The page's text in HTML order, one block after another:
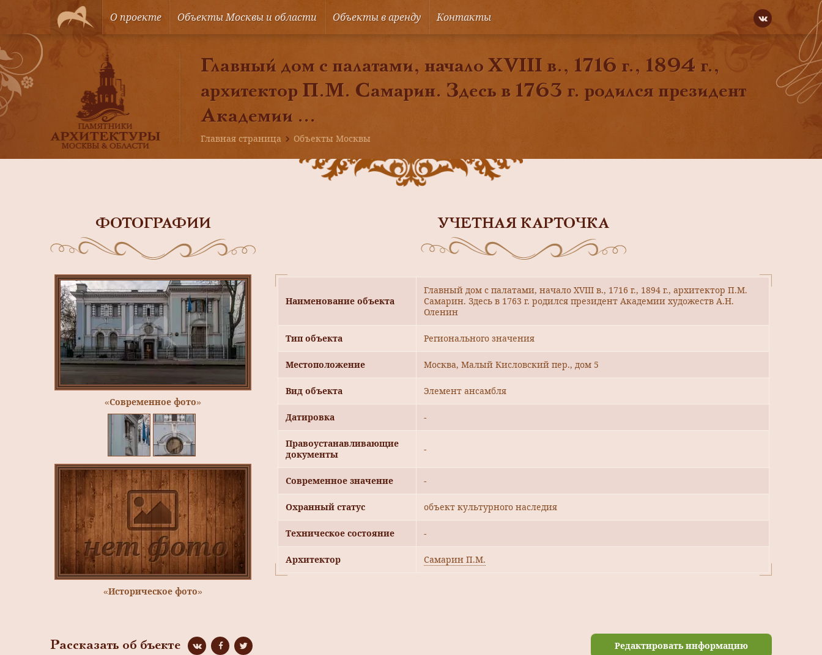
О проекте Объекты Москвы и области Объекты в аренду Контакты
Главный дом с палатами, начало XVIII в., 1716 г., 1894 г.,
архитектор П.М. Самарин. Здесь в 1763 г. родился президент
Академии ...
Главная страница Объекты Москвы
ФОТОГРАФИИ
«Современное фото»
«Историческое фото»
УЧЕТНАЯ КАРТОЧКА
Наименование объекта
Главный дом с палатами, начало XVIII в., 1716 г., 1894 г., архитектор П.М.
Самарин. Здесь в 1763 г. родился президент Академии художеств А.Н.
Оленин
Тип объекта Регионального значения
Местоположение Москва, Малый Кисловский пер., дом 5
Вид объекта Элемент ансамбля
Датировка -
Правоустанавливающие
документы
-
Современное значение -
Охранный статус объект культурного наследия
Техническое состояние -
Архитектор Самарин П.М.
Рассказать об бъекте Редактировать информацию